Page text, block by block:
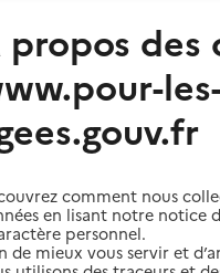
et maisons de retraite
Puy-de-Dôme
EHPAD Les Sources
aux résultats de l'annuaire
Les Sources
Ferrand, PUY-DE-
le18/12/2025
les établissements
propos des
comment nous
en lisant notre notice
personnel.
de mieux vous servir et